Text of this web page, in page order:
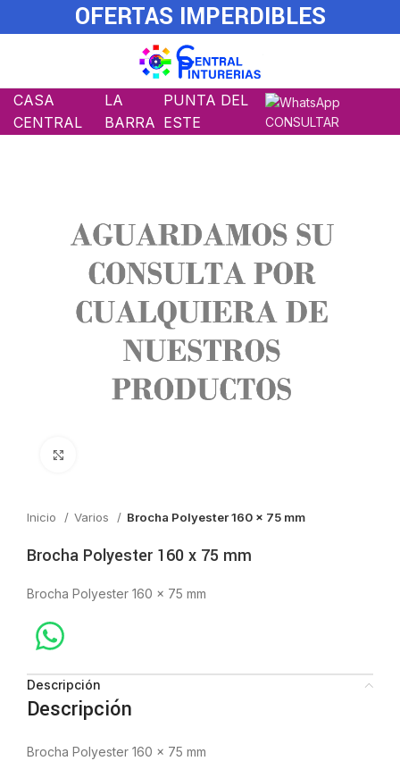
OFERTAS IMPERDIBLES
CASA
CENTRAL
LA
BARRA
PUNTA DEL
ESTE
CONSULTAR
Inicio Varios Brocha Polyester 160 x 75 mm
Brocha Polyester 160 x 75 mm
Brocha Polyester 160 x 75 mm
Descripción
Descripción
Brocha Polyester 160 x 75 mm